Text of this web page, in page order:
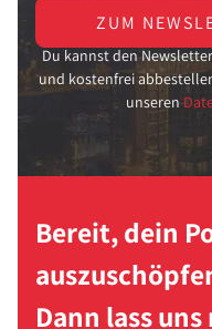
ZUM
Du kannst den
und kostenfrei
unseren
Bereit, dein
Dann lass